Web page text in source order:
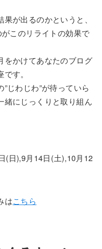
が出るのかというと、
このリライトの効果で
をかけてあなたのブログ
す。
じわじわ”が待っていら
緒にじっくりと取り組ん
(日),9月14日(土),10月12
はこちら